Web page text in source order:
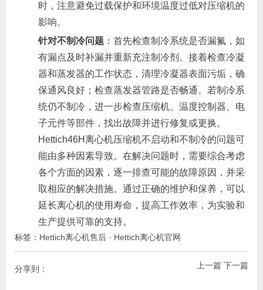
时，注意避免过载保护和环境温度过低对压缩机的
影响。
针对不制冷问题 ：首先检查制冷系统是否漏氟，如
有漏点及时补漏并重新充注制冷剂。接着检查冷凝
器和蒸发器的工作状态，清理冷凝器表面污垢，确
保通风良好；检查蒸发器管路是否畅通。若制冷系
统仍不制冷，进一步检查压缩机、温度控制器、电
子元件等部件，找出故障并进行修复或更换。
Hettich46H离心机压缩机不启动和不制冷的问题可
能由多种因素导致。在解决问题时，需要综合考虑
各个方面的因素，逐一排查可能的故障原因，并采
取相应的解决措施。通过正确的维护和保养，可以
延长离心机的使用寿命，提高工作效率，为实验和
生产提供可靠的支持。
标签： Hettich离心机售后 · Hettich离心机官网
上一篇 下一篇
分享到：